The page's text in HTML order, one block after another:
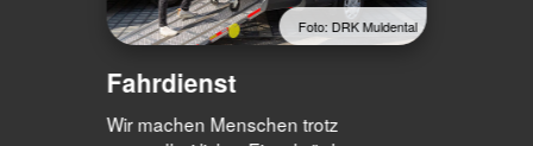
Foto: DRK Muldental
Fahrdienst
Wir machen Menschen trotz